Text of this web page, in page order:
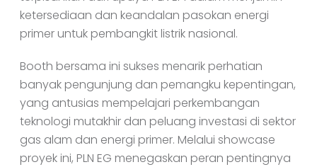
ketersediaan dan keandalan pasokan energi
primer untuk pembangkit listrik nasional.
Booth bersama ini sukses menarik perhatian
banyak pengunjung dan pemangku kepentingan,
yang antusias mempelajari perkembangan
teknologi mutakhir dan peluang investasi di sektor
gas alam dan energi primer. Melalui showcase
proyek ini, PLN EG menegaskan peran pentingnya